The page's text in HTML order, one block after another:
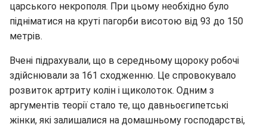
царського некрополя. При цьому необхідно було
підніматися на круті пагорби висотою від 93 до 150
метрів.
Вчені підрахували, що в середньому щороку робочі
здійснювали за 161 сходженню. Це спровокувало
розвиток артриту колін і щиколоток. Одним з
аргументів теорії стало те, що давньоєгипетські
жінки, які залишалися на домашньому господарстві,